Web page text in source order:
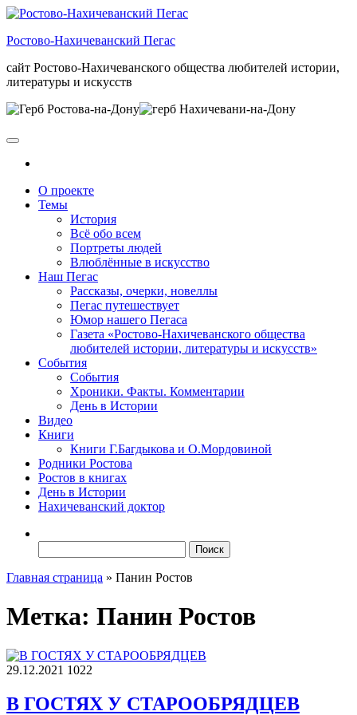
Skip
the
Ростово-Нахичеванский Пегас
сайт Ростово-Нахичеванского общества любителей истории,
литературы и искусств
О проекте
Темы
История
Всё обо всем
Портреты людей
Влюблённые в искусство
Наш Пегас
Рассказы, очерки, новеллы
Пегас путешествует
Юмор нашего Пегаса
Газета «Ростово-Нахичеванского общества
любителей истории, литературы и искусств»
События
События
Хроники. Факты. Комментарии
День в Истории
Видео
Книги
Книги Г.Багдыкова и О.Мордовиной
Родники Ростова
Ростов в книгах
День в Истории
Нахичеванский доктор
Главная страница » Панин Ростов
Метка: Панин Ростов
29.12.2021 1022
В ГОСТЯХ У СТАРООБРЯДЦЕВ